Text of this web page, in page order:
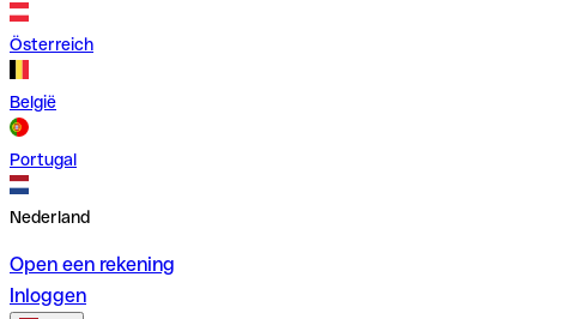
Österreich
België
Portugal
Nederland
Open een rekening
Inloggen